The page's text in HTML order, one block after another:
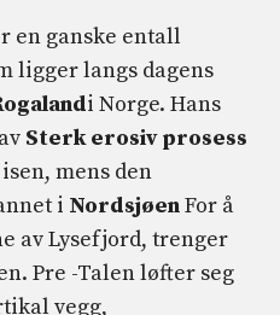
en ganske entall
ligger langs dagens
i Norge. Hans
Sterk erosiv prosess
mens den
i NordsjøenFor å
av Lysefjord, trenger
Pre -Talen løfter seg
vegg,